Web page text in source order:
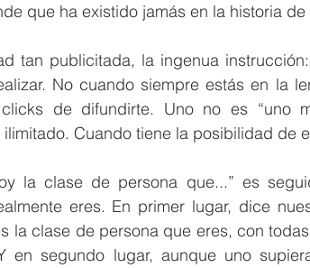
que ha existido jamás en la historia
tan publicitada, la ingenua
No cuando siempre estás en la
de difundirte. Uno no es “uno
Cuando tiene la posibilidad de
la clase de persona que...” es
eres. En primer lugar, dice
la clase de persona que eres, con
en segundo lugar, aunque uno